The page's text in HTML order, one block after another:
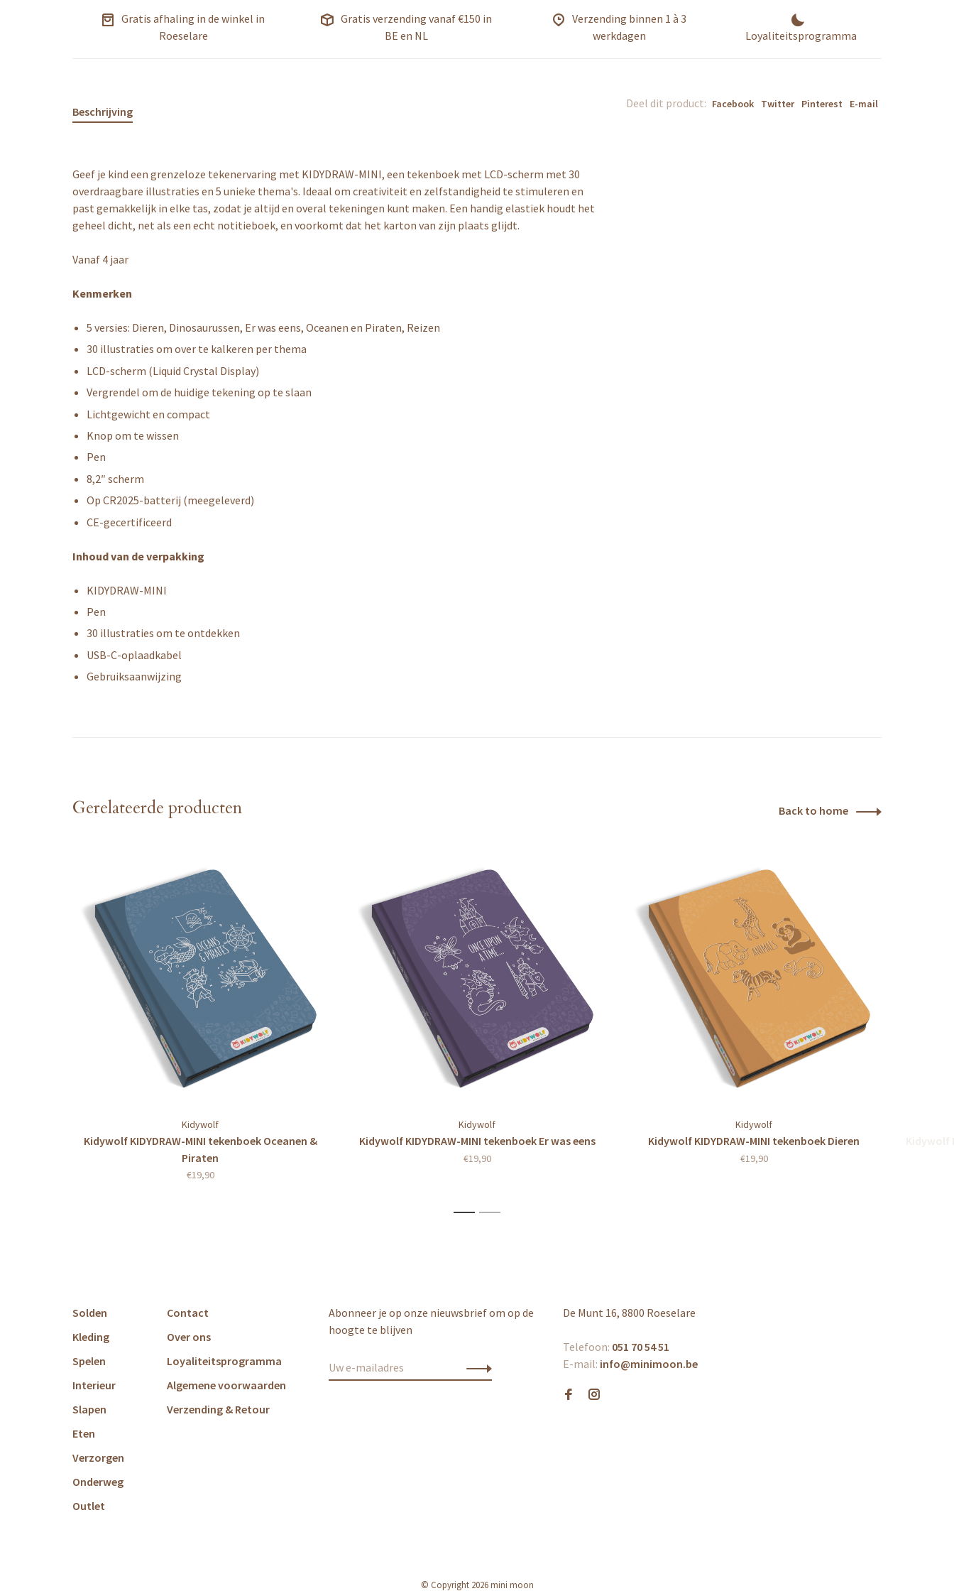
Gratis afhaling in de winkel in
Roeselare
Gratis verzending vanaf €150 in
BE en NL
Verzending binnen 1 à 3
werkdagen
Loyaliteitsprogramma
Deel dit product: Facebook Twitter Pinterest E-mail
Beschrijving
Geef je kind een grenzeloze tekenervaring met KIDYDRAW-MINI, een tekenboek met LCD-scherm met 30
overdraagbare illustraties en 5 unieke thema's. Ideaal om creativiteit en zelfstandigheid te stimuleren en
past gemakkelijk in elke tas, zodat je altijd en overal tekeningen kunt maken. Een handig elastiek houdt het
geheel dicht, net als een echt notitieboek, en voorkomt dat het karton van zijn plaats glijdt.
Vanaf 4 jaar
Kenmerken
5 versies: Dieren, Dinosaurussen, Er was eens, Oceanen en Piraten, Reizen
30 illustraties om over te kalkeren per thema
LCD-scherm (Liquid Crystal Display)
Vergrendel om de huidige tekening op te slaan
Lichtgewicht en compact
Knop om te wissen
Pen
8,2″ scherm
Op CR2025-batterij (meegeleverd)
CE-gecertificeerd
Inhoud van de verpakking
KIDYDRAW-MINI
Pen
30 illustraties om te ontdekken
USB-C-oplaadkabel
Gebruiksaanwijzing
Gerelateerde producten Back to home
Kidywolf
Kidywolf KIDYDRAW-MINI tekenboek Oceanen &
Piraten
€19,90
Kidywolf
Kidywolf KIDYDRAW-MINI tekenboek Er was eens
€19,90
Kidywolf
Kidywolf KIDYDRAW-MINI tekenboek Dieren
€19,90
1 2
Solden
Kleding
Spelen
Interieur
Slapen
Eten
Verzorgen
Onderweg
Outlet
Contact
Over ons
Loyaliteitsprogramma
Algemene voorwaarden
Verzending & Retour
Abonneer je op onze nieuwsbrief om op de
hoogte te blijven
De Munt 16, 8800 Roeselare
Telefoon: 051 70 54 51
E-mail: info@minimoon.be
© Copyright 2026 mini moon